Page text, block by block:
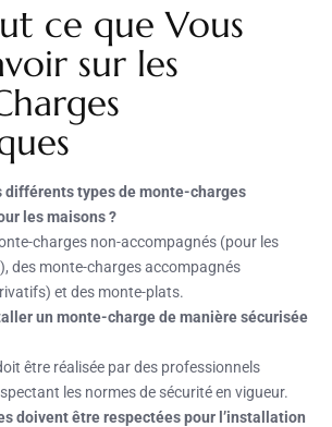
ce que Vous
sur les
différents types de monte-charges
les maisons ?
charges non-accompagnés (pour les
des monte-charges accompagnés
et des monte-plats.
un monte-charge de manière sécurisée
être réalisée par des professionnels
les normes de sécurité en vigueur.
doivent être respectées pour l’installation